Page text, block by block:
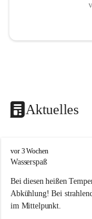
Aktuelles
V
o
k
s
s
vor 3 Wochen
Wasserspaß
Bei diesen heißen
Abkühlung! Bei
im Mittelpunkt.